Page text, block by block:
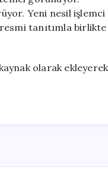
Yeni nesil işlemci
tanıtımla birlikte
olarak ekleyerek